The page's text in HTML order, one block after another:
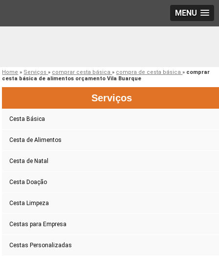
MENU
Home » Serviços» comprar cesta básica» compra de cesta básica» comprar
cesta básica de alimentos orçamento Vila Buarque
Serviços
Cesta Básica
Cesta de Alimentos
Cesta de Natal
Cesta Doação
Cesta Limpeza
Cestas para Empresa
Cestas Personalizadas